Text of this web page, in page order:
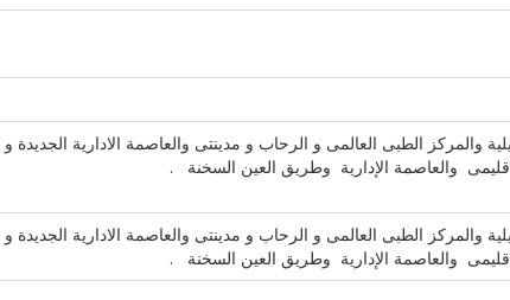
الطبى العالمى و الرحاب و مدينتى والعاصمة الادارية الجديدة و
والعاصمة الإدارية وطريق العين السخنة .
الطبى العالمى و الرحاب و مدينتى والعاصمة الادارية الجديدة و
والعاصمة الإدارية وطريق العين السخنة .